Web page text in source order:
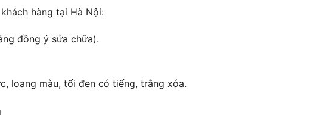
hàng tại Hà Nội:
đồng ý sửa chữa).
loang màu, tối đen có tiếng, trắng xóa.